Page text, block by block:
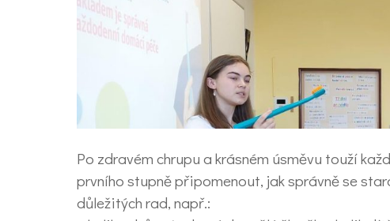
Po zdravém chrupu a krásném úsměvu touží
prvního stupně připomenout, jak správně se
důležitých rad, např.: